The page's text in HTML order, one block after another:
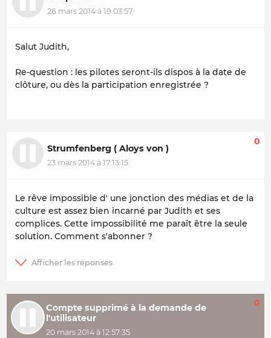
26 mars 2014 à 19:03:57
Salut Judith,
Re-question : les pilotes seront-ils dispos à la date de
clôture, ou dès la participation enregistrée ?
Strumfenberg ( Aloys von )
23 mars 2014 à 17:13:15
0
Le rêve impossible d' une jonction des médias et de la
culture est assez bien incarné par Judith et ses
complices. Cette impossibilité me paraît être la seule
solution. Comment s'abonner ?
Compte supprimé à la demande de
l'utilisateur
20 mars 2014 à 12:57:35
0